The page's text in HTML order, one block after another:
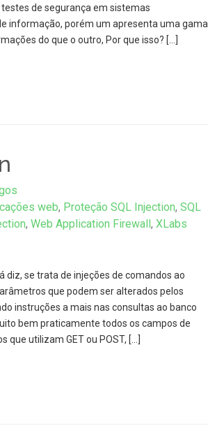
de segurança em sistemas
informação, porém um apresenta uma gama
do que o outro, Por que isso? […]
web, Proteção SQL Injection, SQL
, Web Application Firewall, XLabs
diz, se trata de injeções de comandos ao
que podem ser alterados pelos
instruções a mais nas consultas ao banco
bem praticamente todos os campos de
utilizam GET ou POST, […]